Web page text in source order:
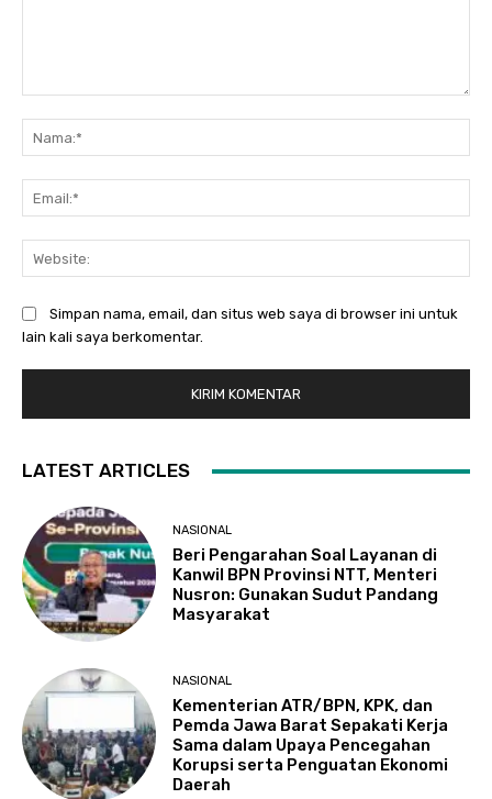
Simpan nama, email, dan situs web saya di browser ini untuk
lain kali saya berkomentar.
LATEST ARTICLES
NASIONAL
Beri Pengarahan Soal Layanan di
Kanwil BPN Provinsi NTT, Menteri
Nusron: Gunakan Sudut Pandang
Masyarakat
NASIONAL
Kementerian ATR/BPN, KPK, dan
Pemda Jawa Barat Sepakati Kerja
Sama dalam Upaya Pencegahan
Korupsi serta Penguatan Ekonomi
Daerah